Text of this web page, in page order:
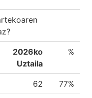
2026ko
Uztaila
%
62 77%